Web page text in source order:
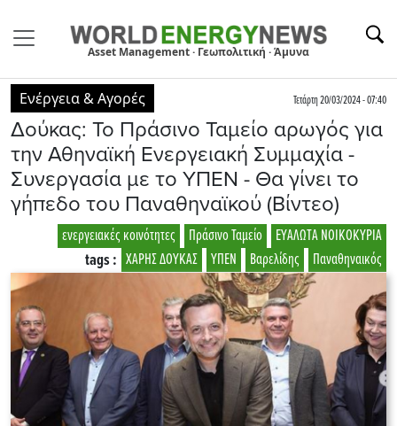
Asset Management · Γεωπολιτική · Άμυνα
Ενέργεια & Αγορές Τετάρτη 20/03/2024 - 07:40
Δούκας: Το Πράσινο Ταμείο αρωγός για
την Αθηναϊκή Ενεργειακή Συμμαχία -
Συνεργασία με το ΥΠΕΝ - Θα γίνει το
γήπεδο του Παναθηναϊκού (Βίντεο)
ΕΥΑΛΩΤΑ ΝΟΙΚΟΚΥΡΙΑ
Πράσινο Ταμείο
ενεργειακές κοινότητες
Παναθηναικός
Βαρελίδης
ΥΠΕΝ
ΧΑΡΗΣ ΔΟΥΚΑΣ
tags :